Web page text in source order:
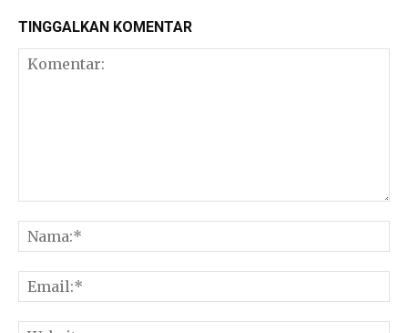
TINGGALKAN KOMENTAR